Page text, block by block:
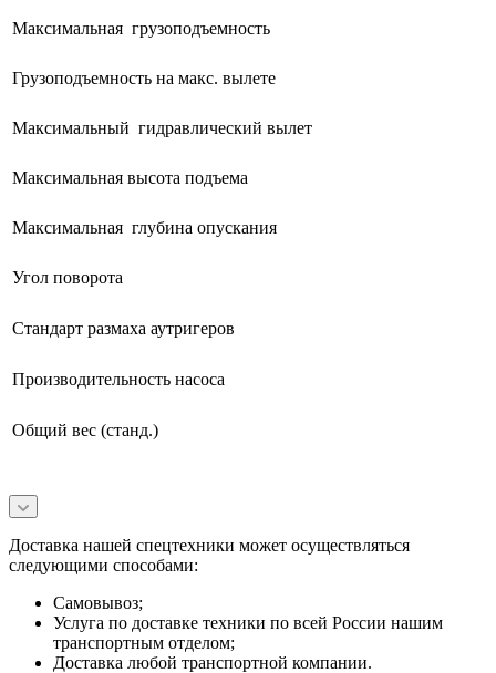
Максимальная грузоподъемность
Грузоподъемность на макс. вылете
Максимальный гидравлический вылет
Максимальная высота подъема
Максимальная глубина опускания
Угол поворота
Стандарт размаха аутригеров
Производительность насоса
Общий вес (станд.)
Доставка нашей спецтехники может осуществляться
следующими способами:
Самовывоз;
Услуга по доставке техники по всей России нашим
транспортным отделом;
Доставка любой транспортной компании.